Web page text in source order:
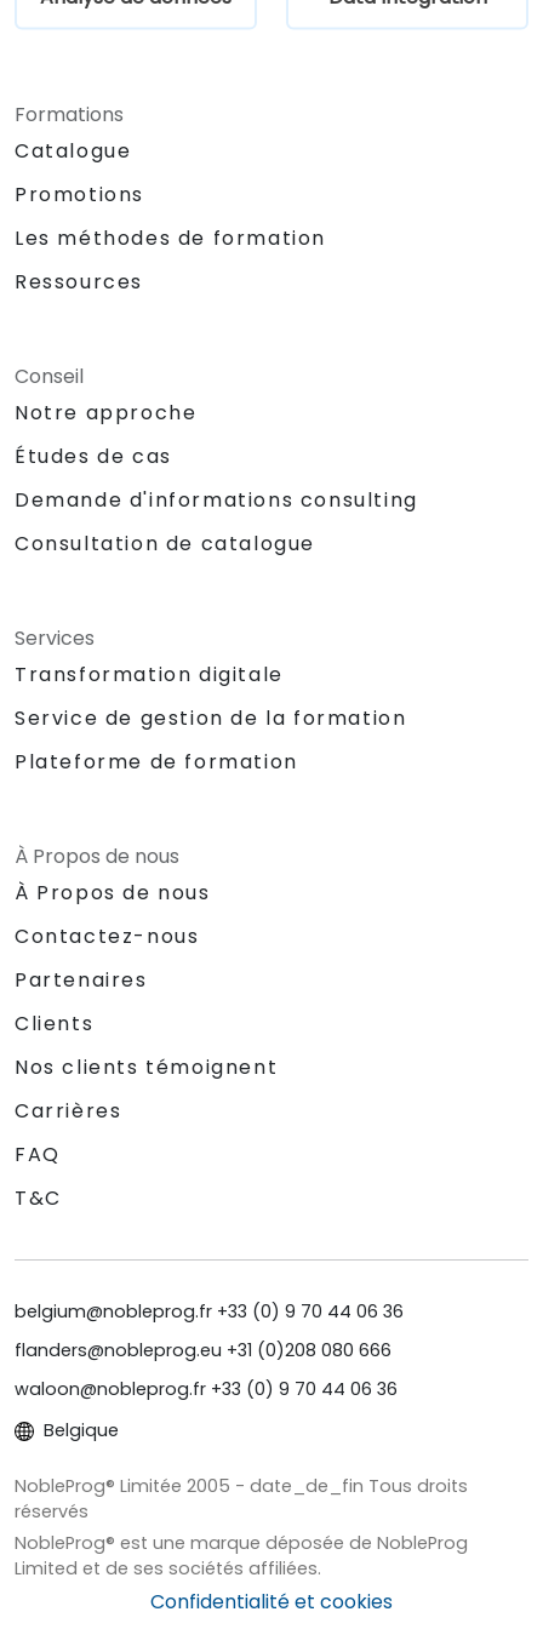
applications et des sources de données
les coûts de maintenance grâce à la
génération de code optimisé et
réutilisable.
Formations
Catalogue
Promotions
Les méthodes de formation
Ressources
Conseil
Notre approche
Études de cas
Demande d'informations consulting
Consultation de catalogue
Services
Transformation digitale
Service de gestion de la formation
Plateforme de formation
À Propos de nous
À Propos de nous
Contactez-nous
Partenaires
Clients
Nos clients témoignent
Carrières
FAQ
T&C
belgium@nobleprog.fr +33 (0) 9 70 44 06 36
flanders@nobleprog.eu +31 (0)208 080 666
waloon@nobleprog.fr +33 (0) 9 70 44 06 36
Belgique
NobleProg® Limitée 2005 - date_de_fin Tous droits
réservés
NobleProg® est une marque déposée de NobleProg
Limited et de ses sociétés affiliées.
Confidentialité et cookies